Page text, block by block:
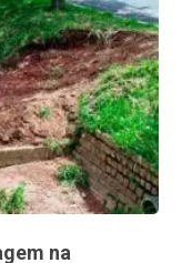
na